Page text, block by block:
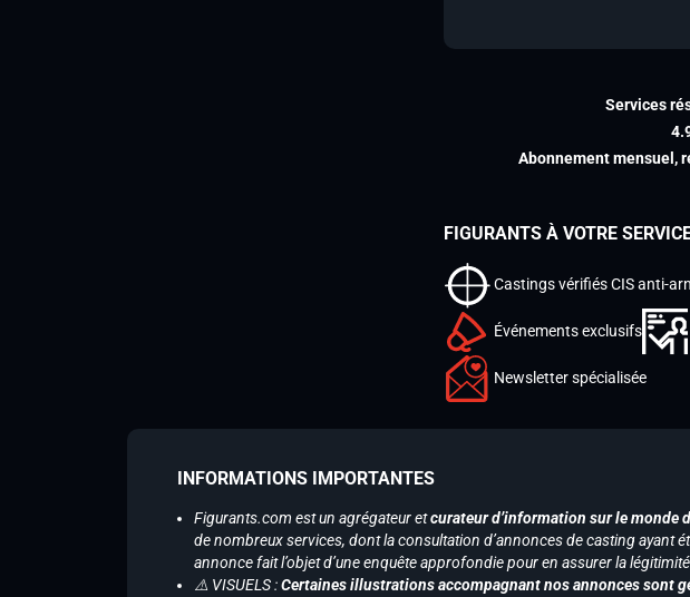
Services
Abonnement mensuel,
FIGURANTS À VOTRE
Castings vérifiés CIS anti-
Événements exclusifs
Newsletter spécialisée
INFORMATIONS IMPORTANTES
Figurants.com est un agrégateur etcurateur d’information sur le monde
de nombreux services, dont la consultation d’annonces de casting ayant
annonce fait l’objet d’une enquête approfondie pour en assurer la
⚠️ VISUELS :Certaines illustrations accompagnant nos annonces sont